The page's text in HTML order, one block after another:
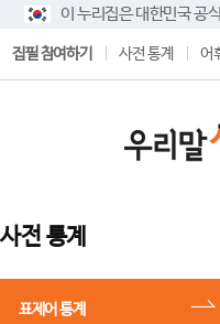
이 누리집은 대한민국 공
집필 참여하기 사전 통계 어
사전 통계
표제어 통계